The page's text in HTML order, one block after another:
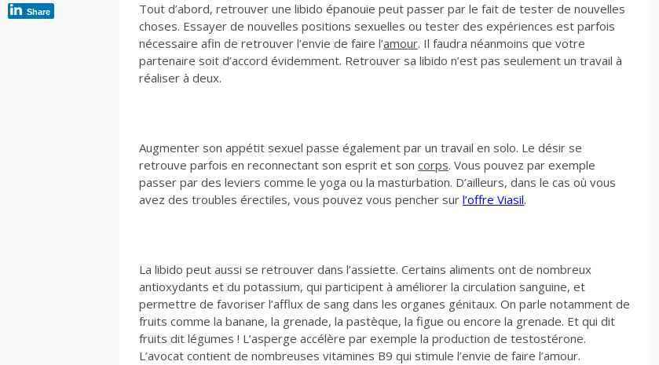
Tout d’abord, retrouver une libido épanouie peut passer par le fait de tester de nouvelles
choses. Essayer de nouvelles positions sexuelles ou tester des expériences est parfois
nécessaire afin de retrouver l’envie de faire l’amour. Il faudra néanmoins que votre
partenaire soit d’accord évidemment. Retrouver sa libido n’est pas seulement un travail à
réaliser à deux.
Augmenter son appétit sexuel passe également par un travail en solo. Le désir se
retrouve parfois en reconnectant son esprit et son corps. Vous pouvez par exemple
passer par des leviers comme le yoga ou la masturbation. D’ailleurs, dans le cas où vous
avez des troubles érectiles, vous pouvez vous pencher sur l’offre Viasil.
La libido peut aussi se retrouver dans l’assiette. Certains aliments ont de nombreux
antioxydants et du potassium, qui participent à améliorer la circulation sanguine, et
permettre de favoriser l’afflux de sang dans les organes génitaux. On parle notamment de
fruits comme la banane, la grenade, la pastèque, la figue ou encore la grenade. Et qui dit
fruits dit légumes ! L’asperge accélère par exemple la production de testostérone.
L’avocat contient de nombreuses vitamines B9 qui stimule l’envie de faire l’amour.
Share